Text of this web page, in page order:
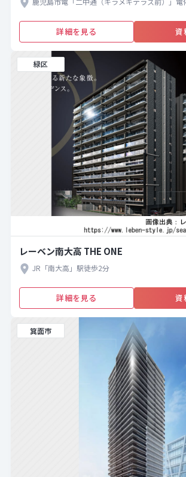
詳細を見る 資
緑区
レーベン南大高 THE ONE
JR「南大高」駅徒歩2分
詳細を見る 資
箕面市